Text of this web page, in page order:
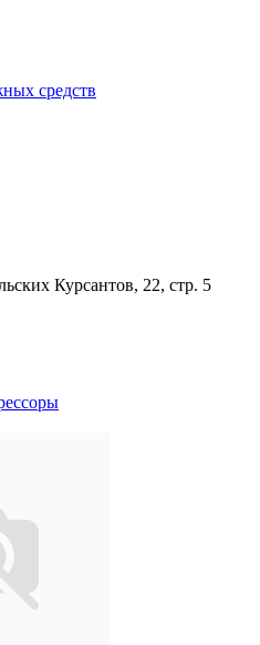
средств
Курсантов, 22, стр. 5